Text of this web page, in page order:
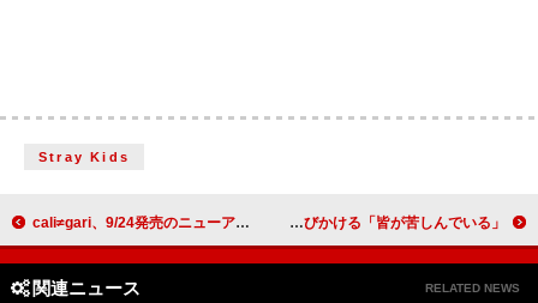
Stray Kids
cali≠gari、9/24発売のニューアルバム『18』詳細解禁 マドンナ、ガザの“罪のない子どもたち”を救ってほしいと神に呼びかける「皆が苦しんでいる」
関連ニュース RELATED NEWS